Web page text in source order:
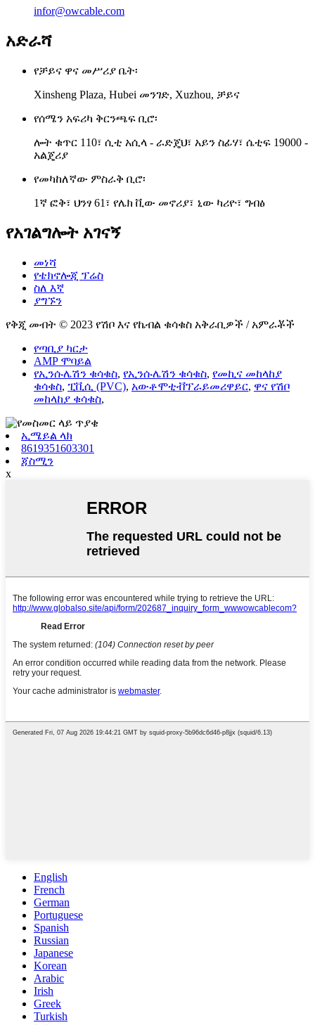
infor@owcable.com
አድራሻ
የቻይና ዋና መሥሪያ ቤት፡
Xinsheng Plaza, Hubei መንገድ, Xuzhou, ቻይና
የሰሜን አፍሪካ ቅርንጫፍ ቢሮ፡
ሎት ቁጥር 110፣ ሲቲ አሲላ - ራድጄህ፣ አይን ስፊሃ፣ ሴቲፍ 19000 -
አልጄሪያ
የመካከለኛው ምስራቅ ቢሮ፡
1ኛ ፎቅ፣ ህንፃ 61፣ የሌክ ቪው መኖሪያ፣ ኒው ካሪዮ፣ ግብፅ
የአገልግሎት አገናኝ
መነሻ
የቴክኖሎጂ ፕሬስ
ስለ እኛ
ያግኙን
የቅጂ መብት © 2023 የሽቦ እና የኬብል ቁሳቁስ አቅራቢዎች / አምራቾች
የጣቢያ ካርታ
AMP ሞባይል
የኢንሱሌሽን ቁሳቁስ, የኢንሱሌሽን ቁሳቁስ, የመኪና መከላከያ
ቁሳቁስ, ፒቪሲ (PVC), አውቶሞቲቭፕራይመሪዋይር, ዋና የሽቦ
መከላከያ ቁሳቁስ,
ኢሜይል ላክ
8619351603301
ጃስሚን
x
English
French
German
Portuguese
Spanish
Russian
Japanese
Korean
Arabic
Irish
Greek
Turkish